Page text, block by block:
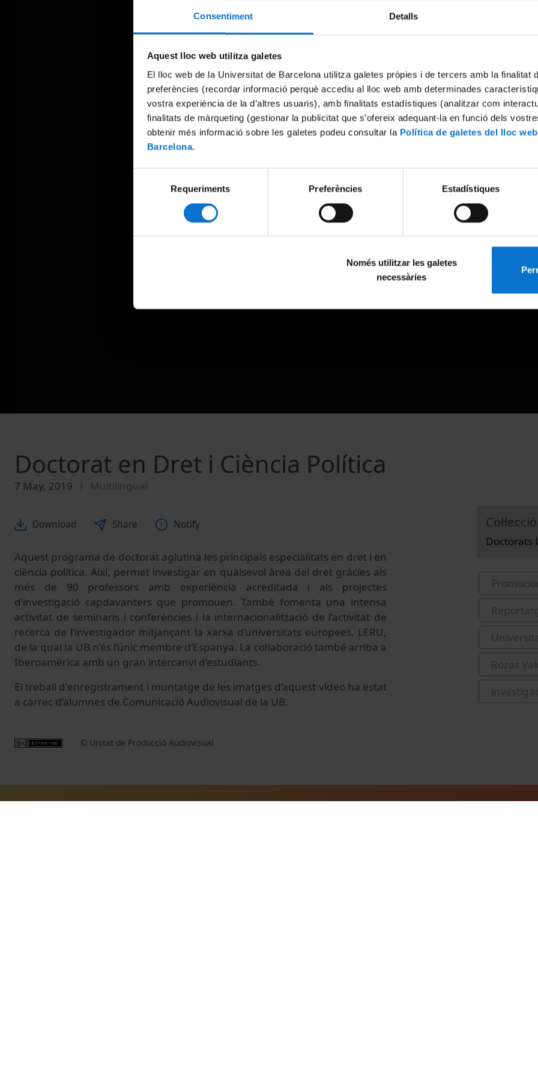
Consentiment Detalls
Aquest lloc web utilitza galetes
El lloc web de la Universitat de Barcelona utilitza galetes pròpies i de tercers amb la finalitat
preferències (recordar informació perquè accediu al lloc web amb determinades
vostra experiència de la d’altres usuaris), amb finalitats estadístiques (analitzar com
finalitats de màrqueting (gestionar la publicitat que s’ofereix adequant-la en funció dels
obtenir més informació sobre les galetes podeu consultar la Política de galetes del lloc
Barcelona.
Requeriments Preferències Estadístiques
Només utilitzar les galetes
necessàries
Doctorat en Dret i Ciència Política
7 May, 2019 Multilingual
Download Share Notify
Aquest programa de doctorat aglutina les principals especialitats en dret i en
ciència política. Així, permet investigar en qualsevol àrea del dret gràcies als
més de 90 professors amb experiència acreditada i als projectes
d’investigació capdavanters que promouen. També fomenta una intensa
activitat de seminaris i conferències i la internacionalització de l’activitat de
recerca de l’investigador mitjançant la xarxa d’universitats europees, LERU,
de la qual la UB n’és l’únic membre d’Espanya. La col·laboració també arriba a
Iberoamèrica amb un gran intercanvi d’estudiants.
El treball d'enregistrament i muntatge de les imatges d’aquest vídeo ha estat
a càrrec d’alumnes de Comunicació Audiovisual de la UB.
© Unitat de Producció Audiovisual
Col·lecció
Doctorats
Rozas